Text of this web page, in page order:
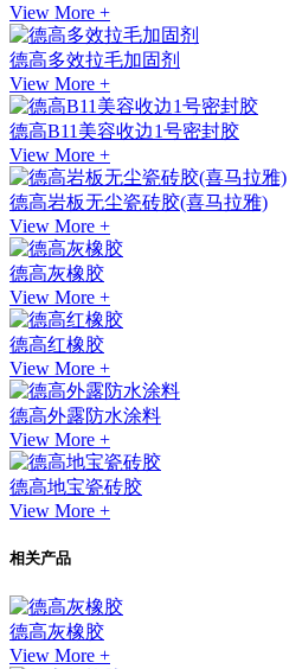
View More +
德高多效拉毛加固剂
View More +
德高B11美容收边1号密封胶
View More +
德高岩板无尘瓷砖胶(喜马拉雅)
View More +
德高灰橡胶
View More +
德高红橡胶
View More +
德高外露防水涂料
View More +
德高地宝瓷砖胶
View More +
相关产品
德高灰橡胶
View More +